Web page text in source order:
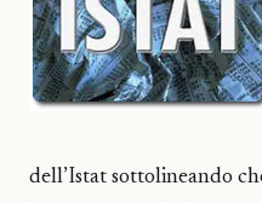
dell’Istat sottolineando